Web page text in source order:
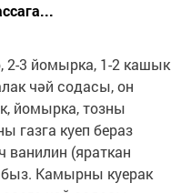
2-3 йомырка, 1-2 кашык
чәй содасы, он
йомырка, тозны
газга куеп бераз
(яраткан
Камырны куерак